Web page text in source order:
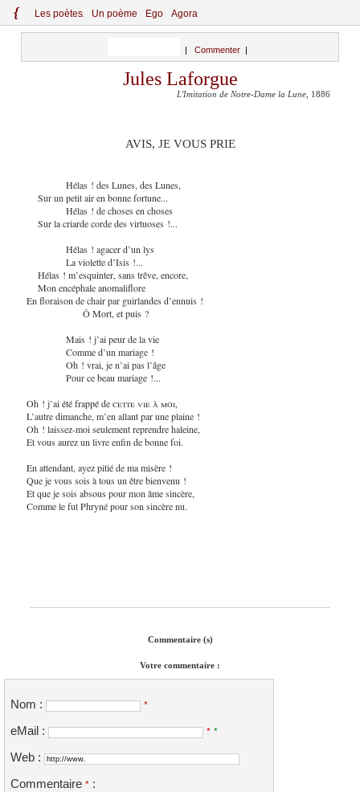
{ Les poètes Un poème Ego Agora
Commenter
Jules Laforgue
L'Imitation de Notre-Dame la Lune , 1886
AVIS, JE VOUS PRIE
Hélas ! des Lunes, des Lunes,
Sur un petit air en bonne fortune...
Hélas ! de choses en choses
Sur la criarde corde des virtuoses !...
Hélas ! agacer d’un lys
La violette d’Isis !...
Hélas ! m’esquinter, sans trêve, encore,
Mon encéphale anomaliflore
En floraison de chair par guirlandes d’ennuis !
Ô Mort, et puis ?
Mais ! j’ai peur de la vie
Comme d’un mariage !
Oh ! vrai, je n’ai pas l’âge
Pour ce beau mariage !...
Oh ! j’ai été frappé decette vie à moi,
L’autre dimanche, m’en allant par une plaine !
Oh ! laissez-moi seulement reprendre haleine,
Et vous aurez un livre enfin de bonne foi.
En attendant, ayez pitié de ma misère !
Que je vous sois à tous un être bienvenu !
Et que je sois absous pour mon âme sincère,
Comme le fut Phryné pour son sincère nu.
Commentaire (s)
Votre commentaire :
Nom : *
eMail : * *
Web :
Commentaire * :